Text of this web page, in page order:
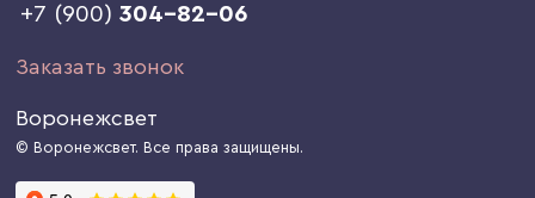
+7 (900)304-82-06
Заказать звонок
Воронежсвет
© Воронежсвет. Все права защищены.